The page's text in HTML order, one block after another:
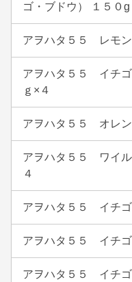
ゴ・ブドウ） １５０g
アヲハタ５５ レモン
アヲハタ５５ イチ
ｇ×４
アヲハタ５５ オレン
アヲハタ５５ ワイル
４
アヲハタ５５ イチ
アヲハタ５５ イチ
アヲハタ５５ イチ